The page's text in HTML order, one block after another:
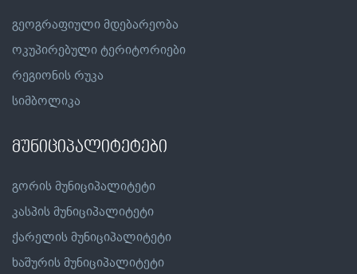
გეოგრაფიული მდებარეობა
ოკუპირებული ტერიტორიები
რეგიონის რუკა
სიმბოლიკა
მუნიციპალიტეტები
გორის მუნიციპალიტეტი
კასპის მუნიციპალიტეტი
ქარელის მუნიციპალიტეტი
ხაშურის მუნიციპალიტეტი